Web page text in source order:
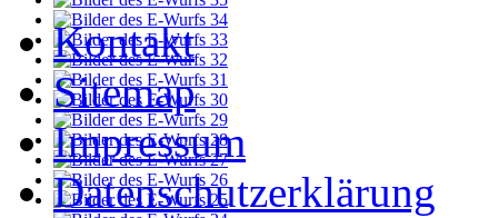
Kontakt
Sitemap
Impressum
Datenschutzerklärung